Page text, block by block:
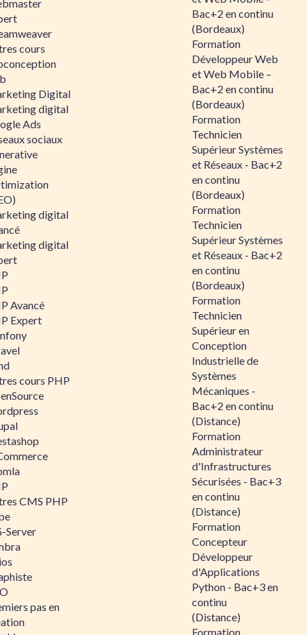
cours
Digital
digital
Ads
sociaux
digital
digital
Avancé
Expert
cours PHP
CMS PHP
Server
pas en
Bac+2 en continu
(Bordeaux)
Formation
Développeur Web
et Web Mobile –
Bac+2 en continu
(Bordeaux)
Formation
Technicien
Supérieur Systèmes
et Réseaux - Bac+2
en continu
(Bordeaux)
Formation
Technicien
Supérieur Systèmes
et Réseaux - Bac+2
en continu
(Bordeaux)
Formation
Technicien
Supérieur en
Conception
Industrielle de
Systèmes
Mécaniques -
Bac+2 en continu
(Distance)
Formation
Administrateur
d'Infrastructures
Sécurisées - Bac+3
en continu
(Distance)
Formation
Concepteur
Développeur
d'Applications
Python - Bac+3 en
continu
(Distance)
Formation